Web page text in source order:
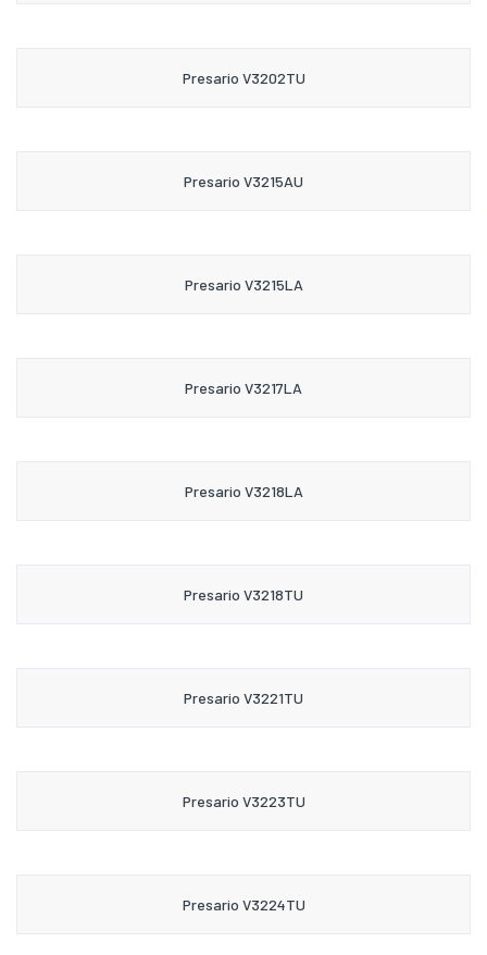
Presario V3202TU
Presario V3215AU
Presario V3215LA
Presario V3217LA
Presario V3218LA
Presario V3218TU
Presario V3221TU
Presario V3223TU
Presario V3224TU